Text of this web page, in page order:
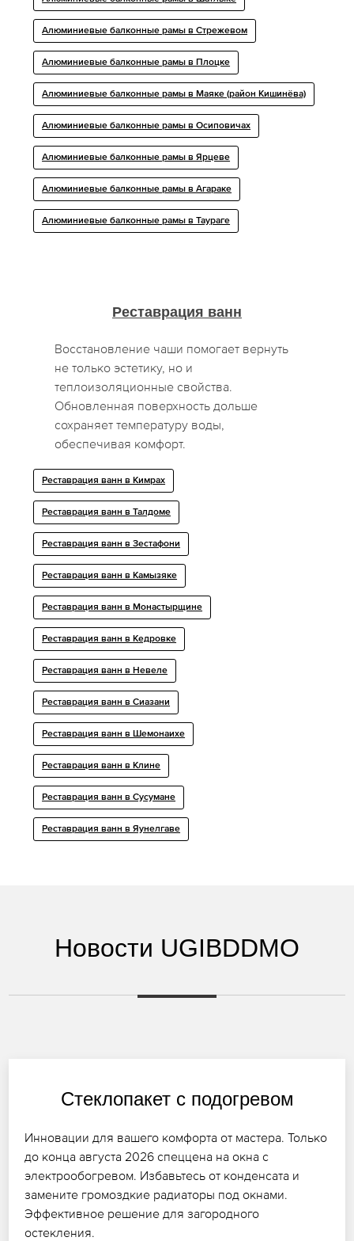
Алюминиевые балконные рамы в Стрежевом
Алюминиевые балконные рамы в Плоцке
Алюминиевые балконные рамы в Маяке (район Кишинёва)
Алюминиевые балконные рамы в Осиповичах
Алюминиевые балконные рамы в Ярцеве
Алюминиевые балконные рамы в Агараке
Алюминиевые балконные рамы в Таураге
Реставрация ванн
Восстановление чаши помогает вернуть
не только эстетику, но и
теплоизоляционные свойства.
Обновленная поверхность дольше
сохраняет температуру воды,
обеспечивая комфорт.
Реставрация ванн в Кимрах
Реставрация ванн в Талдоме
Реставрация ванн в Зестафони
Реставрация ванн в Камызяке
Реставрация ванн в Монастырщине
Реставрация ванн в Кедровке
Реставрация ванн в Невеле
Реставрация ванн в Сиазани
Реставрация ванн в Шемонаихе
Реставрация ванн в Клине
Реставрация ванн в Сусумане
Реставрация ванн в Яунелгаве
Новости UGIBDDMO
Стеклопакет с подогревом
Инновации для вашего комфорта от мастера. Только
до конца августа 2026 спеццена на окна с
электрообогревом. Избавьтесь от конденсата и
замените громоздкие радиаторы под окнами.
Эффективное решение для загородного
остекления.